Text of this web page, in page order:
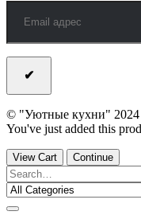
© "Уютные кухни" 2024
You've just added this
View Cart Continue